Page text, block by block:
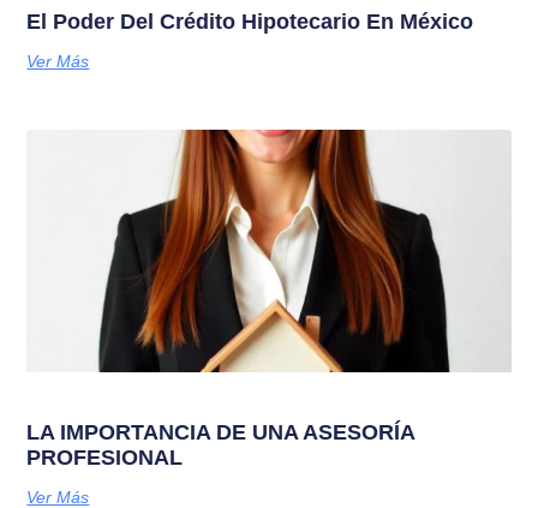
El Poder Del Crédito Hipotecario En México
Ver Más
LA IMPORTANCIA DE UNA ASESORÍA
PROFESIONAL
Ver Más